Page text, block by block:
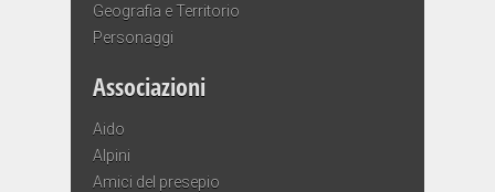
Geografia e Territorio
Personaggi
Associazioni
Aido
Alpini
Amici del presepio